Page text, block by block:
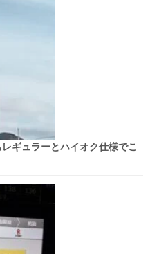
ギュラーとハイオク仕様でこ